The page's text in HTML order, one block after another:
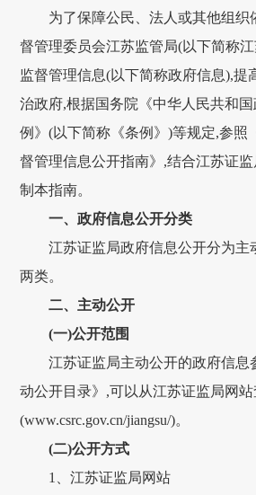
为了保障公民、法人或其他组织
督管理委员会江苏监管局(以下简称
监督管理信息(以下简称政府信息),提
治政府,根据国务院《中华人民共和
例》(以下简称《条例》)等规定,参照
督管理信息公开指南》,结合江苏证
制本指南。
一、政府信息公开分类
江苏证监局政府信息公开分为主
两类。
二、主动公开
(一)公开范围
江苏证监局主动公开的政府信息
动公开目录》,可以从江苏证监局网站
(www.csrc.gov.cn/jiangsu/)。
(二)公开方式
1、江苏证监局网站